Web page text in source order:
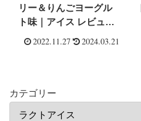
リー＆りんごヨーグル
ト味｜アイス レビュー
｜毎日アイス生活
2022.11.27 2024.03.21
カテゴリー